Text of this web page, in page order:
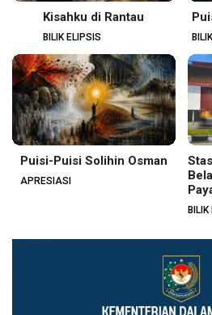
Kisahku di Rantau
BILIK ELIPSIS
Puisi-Puisi Solihin Osman
APRESIASI
BILIK